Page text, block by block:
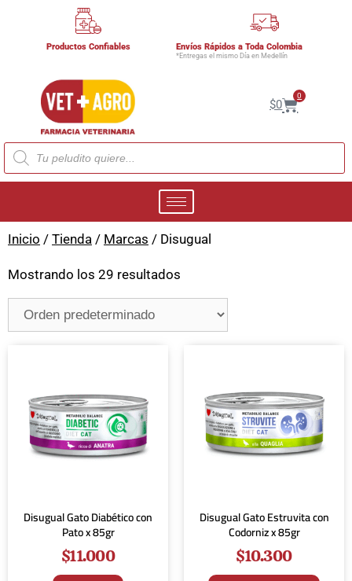
Productos Confiables Envíos Rápidos a Toda Colombia
*Entregas el mismo Día en Medellín
$0
0
Inicio / Tienda / Marcas / Disugual
Mostrando los 29 resultados
Disugual Gato Diabético con
Pato x 85gr
$11.000
Disugual Gato Estruvita con
Codorniz x 85gr
$10.300